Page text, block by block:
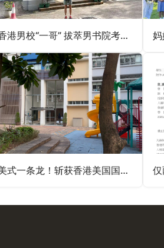
香港男校“一哥” 拔萃男书院考试通知
美式一条龙！斩获香港美国国际学校Offer！